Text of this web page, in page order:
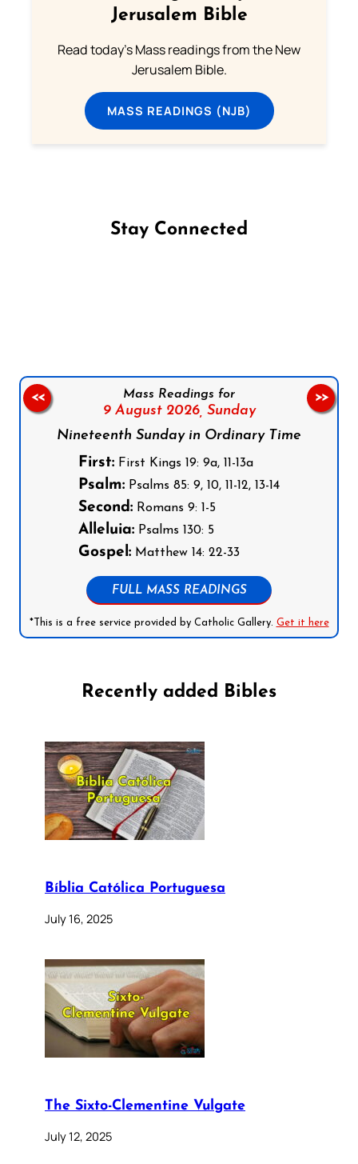
Jerusalem Bible
Read today's Mass readings from the New
Jerusalem Bible.
MASS READINGS (NJB)
Stay Connected
Mass Readings for
9 August 2026, Sunday
Nineteenth Sunday in Ordinary Time
First: First Kings 19: 9a, 11-13a
Psalm: Psalms 85: 9, 10, 11-12, 13-14
Second: Romans 9: 1-5
Alleluia: Psalms 130: 5
Gospel: Matthew 14: 22-33
FULL MASS READINGS
*This is a free service provided by Catholic Gallery. Get it here
<< >>
Recently added Bibles
Bíblia Católica Portuguesa
July 16, 2025
The Sixto-Clementine Vulgate
July 12, 2025